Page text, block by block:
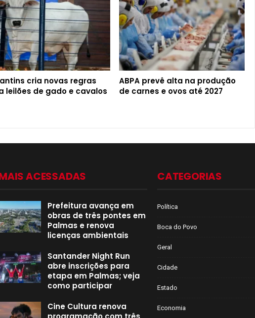
cria novas regras
leilões de gado e cavalos
ABPA prevê alta na produção
de carnes e ovos até 2027
ACESSADAS
Prefeitura avança em
obras de três pontes em
Palmas e renova
licenças ambientais
Santander Night Run
abre inscrições para
etapa em Palmas; veja
como participar
Cine Cultura renova
CATEGORIAS
Política
Boca do Povo
Geral
Cidade
Estado
Economia